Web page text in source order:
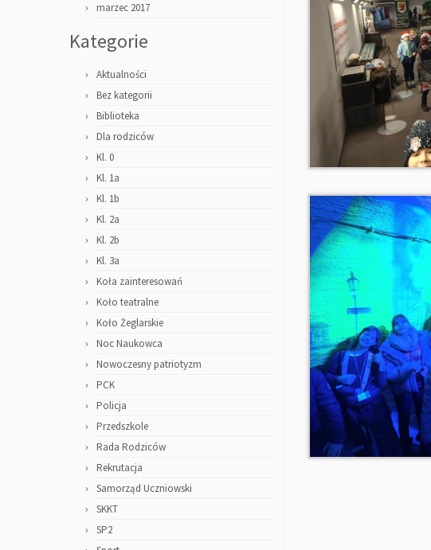
marzec 2017
Kategorie
Aktualności
Bez kategorii
Biblioteka
Dla rodziców
Kl. 0
Kl. 1a
Kl. 1b
Kl. 2a
Kl. 2b
Kl. 3a
Koła zainteresowań
Koło teatralne
Koło Żeglarskie
Noc Naukowca
Nowoczesny patriotyzm
PCK
Policja
Przedszkole
Rada Rodziców
Rekrutacja
Samorząd Uczniowski
SKKT
SP2